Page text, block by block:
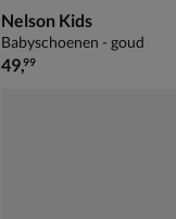
Nelson Kids
Babyschoenen - goud
€ 49,99
49,99